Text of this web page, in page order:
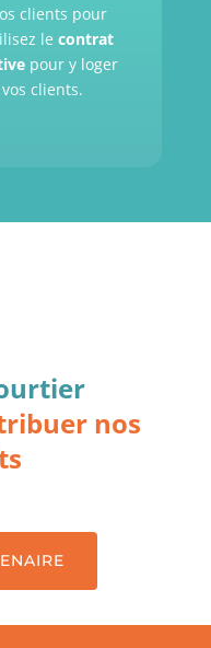
clients pour
lecontrat
pour y loger
clients.
nos